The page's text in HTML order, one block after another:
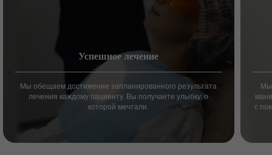
Успешное лечение
Мы обещаем достижение запланированного результата
лечения каждому пациенту. Вы получаете улыбку, о
которой мечтали.
Мы
с